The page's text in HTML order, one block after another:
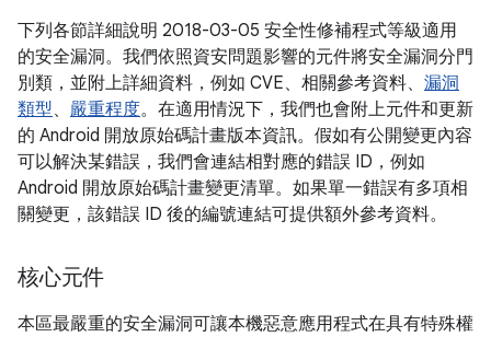
下列各節詳細說明 2018-03-05 安全性修補程式等級適用
的安全漏洞。我們依照資安問題影響的元件將安全漏洞分門
別類，並附上詳細資料，例如 CVE、相關參考資料、 漏洞
類型、 嚴重程度。在適用情況下，我們也會附上元件和更新
的 Android 開放原始碼計畫版本資訊。假如有公開變更內容
可以解決某錯誤，我們會連結相對應的錯誤 ID，例如
Android 開放原始碼計畫變更清單。如果單一錯誤有多項相
關變更，該錯誤 ID 後的編號連結可提供額外參考資料。
核心元件
本區最嚴重的安全漏洞可讓本機惡意應用程式在具有特殊權